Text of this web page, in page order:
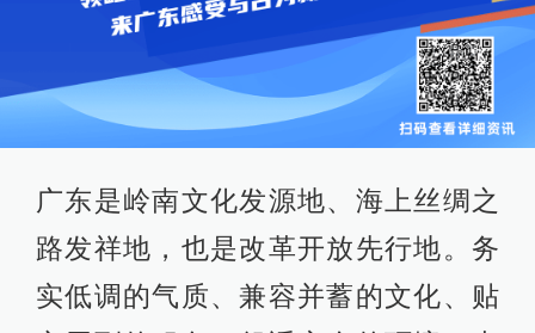
广东是岭南文化发源地、海上丝绸之
路发祥地，也是改革开放先行地。务
实低调的气质、兼容并蓄的文化、贴